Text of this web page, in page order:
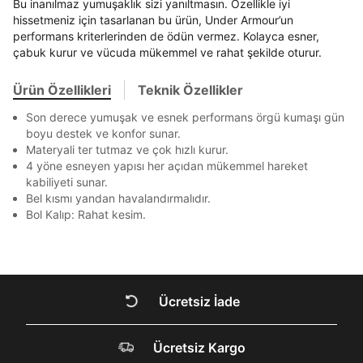
DOĞRU UNDER
Ziraat Bankası Ziraat Bankası 4
QNB QNB 4
Kapat
Bu inanılmaz yumuşaklık sizi yanıltmasın. Özellikle iyi
hissetmeniz için tasarlanan bu ürün, Under Armour’un
performans kriterlerinden de ödün vermez. Kolayca esner,
çabuk kurur ve vücuda mükemmel ve rahat şekilde oturur.
Ürün Özellikleri Teknik Özellikler
Son derece yumuşak ve esnek performans örgü kumaşı gün
boyu destek ve konfor sunar.
Materyali ter tutmaz ve çok hızlı kurur.
4 yöne esneyen yapısı her açıdan mükemmel hareket
kabiliyeti sunar.
Bel kısmı yandan havalandırmalıdır.
Bol Kalıp: Rahat kesim.
Beden Seçin
Mağazada Bul
Kapat
Ürün stoklara geldiğindemail adresinize
bildirim göndereceğiz.
Ücretsiz İade
Ücretsiz Kargo
Kapat
Kapat
Sipariş Numaranız *
Sorgula
Bir rakam
Bir büyük harf
En az 1 özel karakter
Aşağıdakileri okudum ve kabul ediyorum:
Kişisel verileriniz
uyarınca işlenecektir. Kişisel verilerimin Doğuş
Perakende Satış Giyim ve Aksesuar Ticaret A.Ş.
tarafından ticari elektronik ileti gönderilmesi amacıyla
işlenmesini kabul ediyorum.
Sms
E-mail
markalara ait ürünlerin bana özel pazarlanması ve
verilerimin kişiselleştirilmiş reklamcılık faaliyeti
Kimlik, iletişim ve müşteri işlem verilerimin alınan
internet sitesi altyapı hizmetlerinin sunucularının yurt
Bilgilerinizi güncellemek için lütfen telefonunuza SMS
ile gelen kodu girerek telefon numaranızı doğrulayın.
GÖNDER
Bilgilerinizi güncellemek için lütfen telefonunuza SMS
ile gelen kodu girerek telefon numaranızı doğrulayın.
GÖNDER